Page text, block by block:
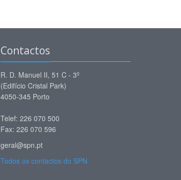
Contactos
R. D. Manuel II, 51 C - 3º
(Edifício Cristal Park)
4050-345 Porto
Telef: 226 070 500
Fax: 226 070 596
geral@spn.pt
Todos os contactos do SPN